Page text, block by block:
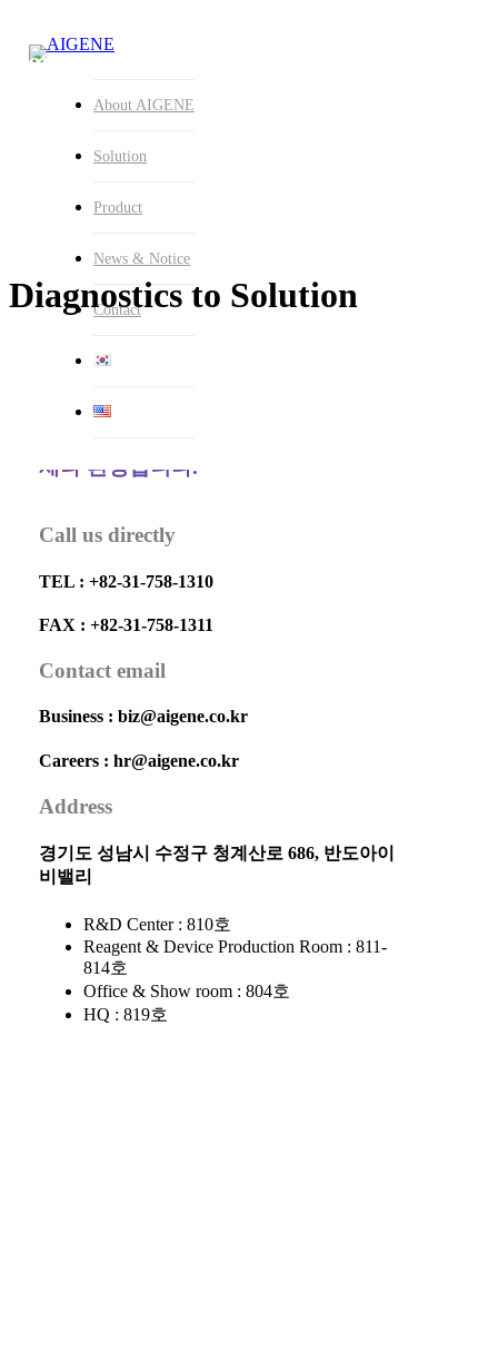
main
Close
About AIGENE
Solution
Product
News & Notice
Contact
Contact
Diagnostics to Solution
제나 환영합니다.
Call us directly
TEL : +82-31-758-1310
FAX : +82-31-758-1311
Contact email
Business : biz@aigene.co.kr
Careers : hr@aigene.co.kr
Address
경기도 성남시 수정구 청계산로 686, 반도아이
비밸리
R&D Center : 810호
Reagent & Device Production Room : 811-
814호
Office & Show room : 804호
HQ : 819호